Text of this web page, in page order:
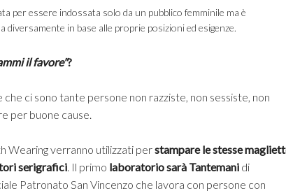
per essere indossata solo da un pubblico femminile ma è
in base alle proprie posizioni ed esigenze.
il favore"?
ci sono tante persone non razziste, non sessiste, non
per buone cause.
Wearing verranno utilizzati perstampare le stesse
serigrafici . Il primo laboratorio sarà Tantemani di
Patronato San Vincenzo che lavora con persone con